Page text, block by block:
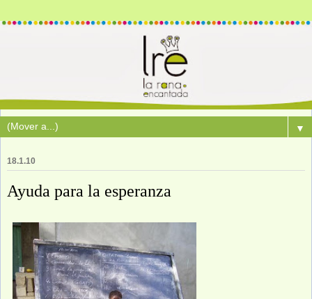
▼
18.1.10
Ayuda para la esperanza